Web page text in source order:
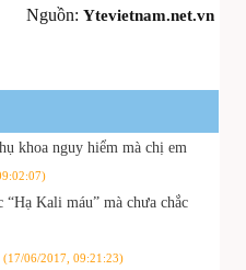
Nguồn: Ytevietnam.net.vn
khoa nguy hiểm mà chị em
Kali máu” mà chưa chắc
(17/06/2017, 09:21:23)